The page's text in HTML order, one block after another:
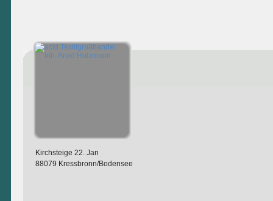
Kirchsteige 22. Jan
88079 Kressbronn/Bodensee